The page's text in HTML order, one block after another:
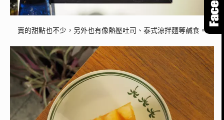
賣的甜點也不少，另外也有像熱壓吐司、泰式涼拌麵等鹹食。